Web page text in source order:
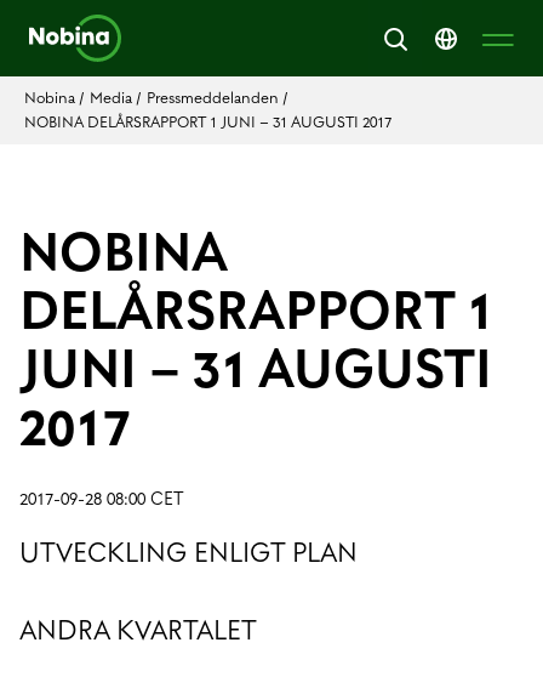
Nobina / Media / Pressmeddelanden /
NOBINA DELÅRSRAPPORT 1 JUNI – 31 AUGUSTI 2017
NOBINA
DELÅRSRAPPORT 1
JUNI – 31 AUGUSTI
2017
2017-09-28 08:00 CET
UTVECKLING ENLIGT PLAN
ANDRA KVARTALET